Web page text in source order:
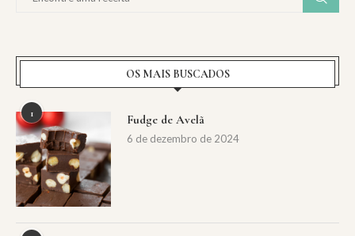
OS MAIS BUSCADOS
1 Fudge de Avelã
6 de dezembro de 2024